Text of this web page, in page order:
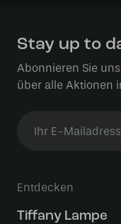
Stay up to
Abonnieren Sie
über alle Aktionen
Entdecken
Tiffany Lampe